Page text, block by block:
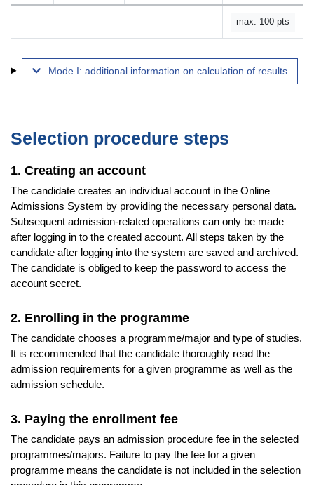
max. 100 pts
Mode I: additional information on calculation of results
Selection procedure steps
1. Creating an account
The candidate creates an individual account in the Online
Admissions System by providing the necessary personal data.
Subsequent admission-related operations can only be made
after logging in to the created account. All steps taken by the
candidate after logging into the system are saved and archived.
The candidate is obliged to keep the password to access the
account secret.
2. Enrolling in the programme
The candidate chooses a programme/major and type of studies.
It is recommended that the candidate thoroughly read the
admission requirements for a given programme as well as the
admission schedule.
3. Paying the enrollment fee
The candidate pays an admission procedure fee in the selected
programmes/majors. Failure to pay the fee for a given
programme means the candidate is not included in the selection